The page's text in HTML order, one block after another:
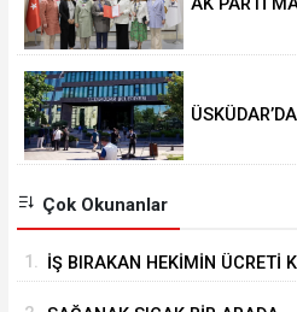
AK PARTİ
Çok Okunanlar
1. İŞ BIRAKAN HEKİMİN ÜCRETİ